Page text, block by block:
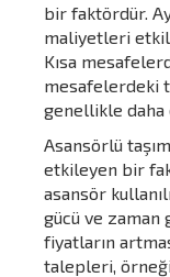
bir faktördür.
maliyetleri
Kısa
mesafelerdeki
genellikle daha
Asansörlü
etkileyen bir
asansör
gücü ve zaman
fiyatların
talepleri,